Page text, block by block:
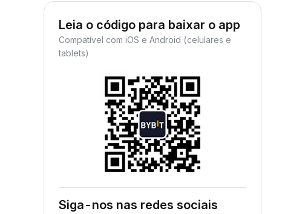
Leia o código para baixar o app
Compatível com iOS e Android (celulares e
tablets)
Siga-nos nas redes sociais